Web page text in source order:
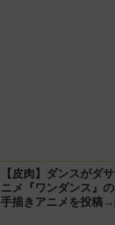
【皮肉】ダンスがダ
ニメ『ワンダンス』
手描きアニメを投稿→